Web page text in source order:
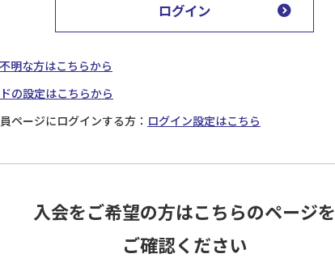
ログイン
明な方はこちらから
の設定はこちらから
ページにログインする方： ログイン設定はこちら
入会をご希望の方はこちらのページを
ご確認ください